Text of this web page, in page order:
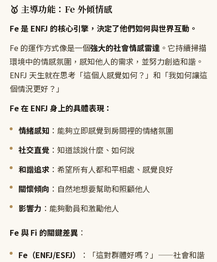
🥇 主導功能：Fe 外傾情感
Fe 是 ENFJ 的核心引擎，決定了他們如何與世界互動。
Fe 的運作方式像是一個強大的社會情感雷達 。它持續掃描
環境中的情感氛圍，感知他人的需求，並努力創造和諧。
ENFJ 天生就在思考「這個人感覺如何？」和「我如何讓這
個情況更好？」
Fe 在 ENFJ 身上的具體表現：
情緒感知 ：能夠立即感覺到房間裡的情緒氛圍
社交直覺 ：知道該說什麼、如何說
和諧追求 ：希望所有人都和平相處、感覺良好
關懷傾向 ：自然地想要幫助和照顧他人
影響力 ：能夠動員和激勵他人
Fe 與 Fi 的關鍵差異 ：
Fe（ENFJ/ESFJ）
：「這對群體好嗎？」——社會和諧